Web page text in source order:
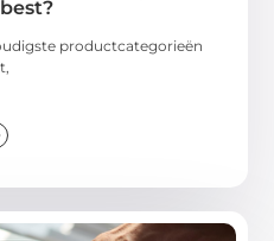
productcategorieën